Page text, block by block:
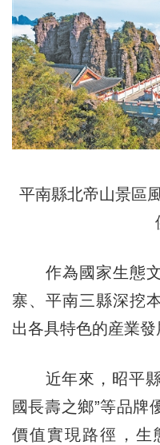
平南縣北帝山景區
作為國家生態文
寨、平南三縣深挖
出各具特色的産業發
近年來，昭平縣
國長壽之鄉”等品牌
價值實現路徑，生